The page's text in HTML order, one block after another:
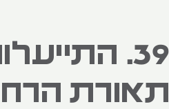
39.
תאורת